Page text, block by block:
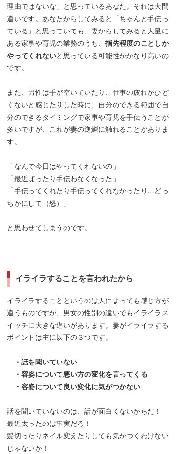
理由ではないな」と思っているあなた。それは大間
違いです。あなたからしてみると「ちゃんと手伝っ
ている」と思っていても、妻からしてみると大量に
ある家事や育児の業務のうち、指先程度のことしか
やってくれないと思っている可能性がかなり高いの
です。
また、男性は手が空いていたり、仕事の疲れがひど
くないと感じたりした時に、自分のできる範囲で自
分のできるタイミングで家事や育児を手伝うことが
多いですが、これが妻の逆鱗に触れることがありま
す。
「なんで今日はやってくれないの」
「最近ぱったり手伝わなくなった」
「手伝ってくれたり手伝ってくれなかったり…どっ
ちかにして（怒）」
と思わせてしまうのです。
イライラすることを言われたから
イライラすることというのは人によっても感じ方が
違うものですが、男女の性別の違いでもイライラス
イッチに大きな違いがあります。妻がイライラする
ポイントは主に以下の３つです。
・話を聞いていない
・容姿について悪い方の変化を言ってくる
・容姿について良い変化に気がつかない
話を聞いていないのは、話が面白くないからだ！
最近太ったのは事実だろ！
髪切ったりネイル変えたりしても気がつくわけない
じゃないか！